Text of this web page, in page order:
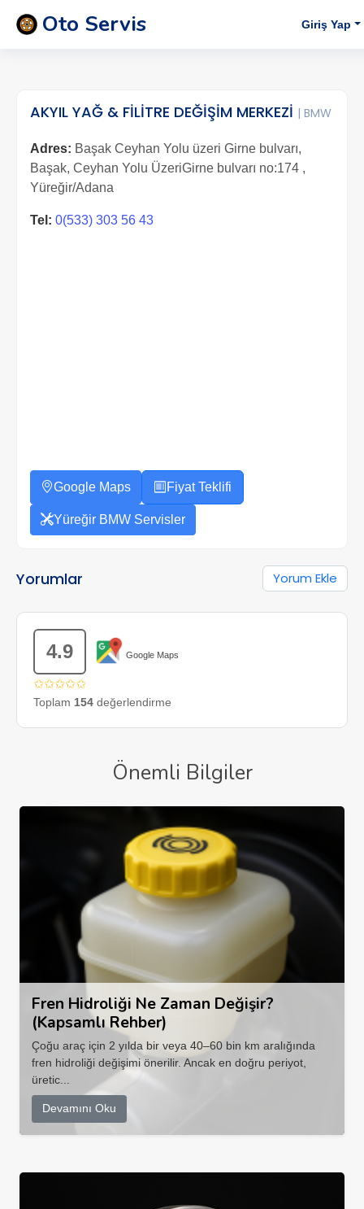
Oto Servis Giriş Yap
AKYIL YAĞ & FİLİTRE DEĞİŞİM MERKEZİ | BMW
Adres: Başak Ceyhan Yolu üzeri Girne bulvarı,
Başak, Ceyhan Yolu ÜzeriGirne bulvarı no:174 ,
Yüreğir/Adana
Tel: 0(533) 303 56 43
Google Maps Fiyat Teklifi
Yüreğir BMW Servisler
Yorumlar Yorum Ekle
4.9 Google Maps
✩✩✩✩✩
Toplam 154 değerlendirme
Önemli Bilgiler
Fren Hidroliği Ne Zaman Değişir?
(Kapsamlı Rehber)
Çoğu araç için 2 yılda bir veya 40–60 bin km aralığında
fren hidroliği değişimi önerilir. Ancak en doğru periyot,
üretic...
Devamını Oku